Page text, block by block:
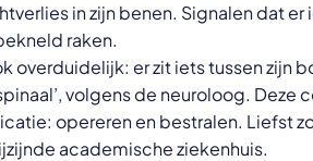
in zijn benen. Signalen dat er
raken.
overduidelijk: er zit iets tussen zijn
volgens de neuroloog. Deze
opereren en bestralen. Liefst
academische ziekenhuis.